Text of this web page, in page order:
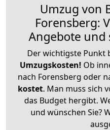
Umzug von
Forensberg:
Angebote und
Der wichtigste Punkt
Umzugskosten! Ob
nach Forensberg oder
kostet. Man muss sich
das Budget hergibt.
und wünschen Sie?